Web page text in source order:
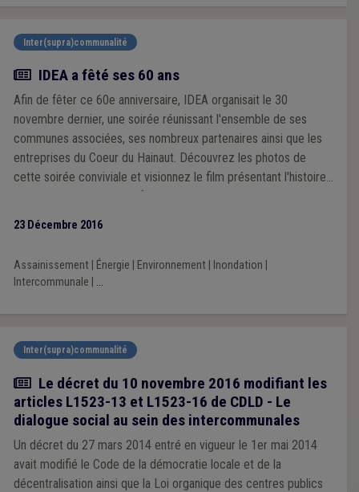
Inter(supra)communalité
Actualité
IDEA a fêté ses 60 ans
Afin de fêter ce 60e anniversaire, IDEA organisait le 30
novembre dernier, une soirée réunissant l'ensemble de ses
communes associées, ses nombreux partenaires ainsi que les
entreprises du Coeur du Hainaut. Découvrez les photos de
cette soirée conviviale et visionnez le film présentant l'histoire,
23 Décembre 2016
Assainissement| Énergie Environnement| Inondation
Intercommunale
...
Inter(supra)communalité
Actualité
Le décret du 10 novembre 2016 modifiant les
articles L1523-13 et L1523-16 de CDLD - Le
dialogue social au sein des intercommunales
Un décret du 27 mars 2014 entré en vigueur le 1er mai 2014
avait modifié le Code de la démocratie locale et de la
décentralisation ainsi que la Loi organique des centres publics